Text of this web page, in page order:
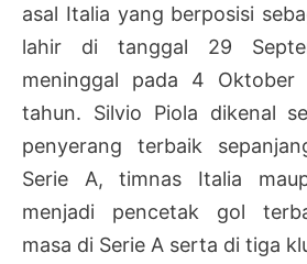
asal Italia yang berposisi
lahir di tanggal 29
meninggal pada 4
tahun. Silvio Piola dikenal
penyerang terbaik
Serie A, timnas Italia
menjadi pencetak gol
masa di Serie A serta di tiga